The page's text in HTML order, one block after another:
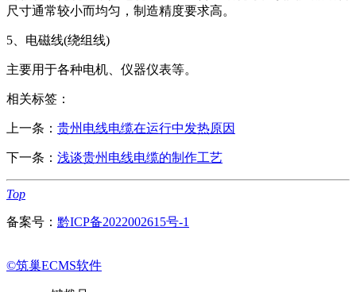
尺寸通常较小而均匀，制造精度要求高。
5、电磁线(绕组线)
主要用于各种电机、仪器仪表等。
相关标签：
上一条： 贵州电线电缆在运行中发热原因
下一条： 浅谈贵州电线电缆的制作工艺
Top
备案号： 黔ICP备2022002615号-1
©筑巢ECMS软件